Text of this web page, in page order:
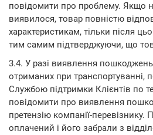
повідомити про проблему. Якщо
виявилося, товар повністю
характеристикам, тільки після
тим самим підтверджуючи, що
3.4. У разі виявлення пошкоджень
отриманих при транспортуванні,
Службою підтримки Клієнтів по
повідомити про виявлення
претензію компанії-перевізнику.
оплачений і його забрали з